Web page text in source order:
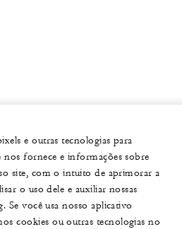
e outras tecnologias para
nos fornece e informações sobre
site, com o intuito de aprimorar a
o uso dele e auxiliar nossas
Se você usa nosso aplicativo
cookies ou outras tecnologias no